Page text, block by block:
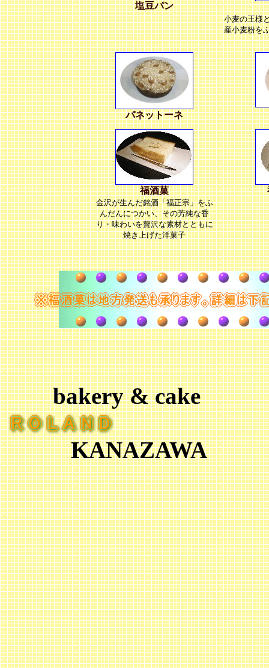
塩豆パン
小麦の王様
産小麦粉を
パネットーネ
福酒菓
金沢が生んだ銘酒「福正宗」をふ
んだんにつかい、その芳純な香
り・味わいを贅沢な素材とともに
焼き上げた洋菓子
bakery & cake
KANAZAWA